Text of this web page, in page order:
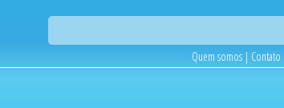
Quem somos | Contato